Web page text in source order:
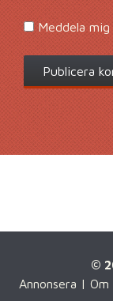
Meddela
©
Annonsera | Om